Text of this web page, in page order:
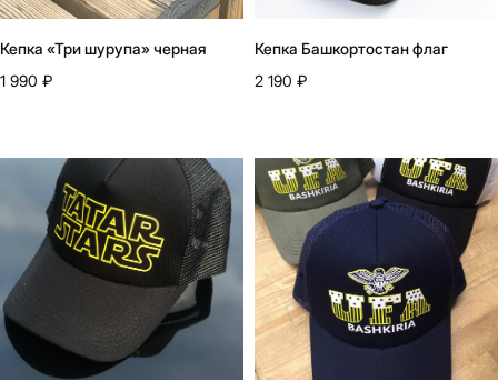
Кепка «Три шурупа» черная
1 990 ₽
Кепка Башкортостан флаг
2 190 ₽